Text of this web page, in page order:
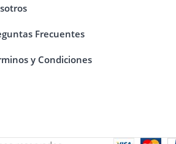
Frecuentes
y Condiciones